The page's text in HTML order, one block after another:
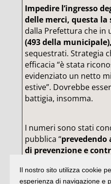
Impedire l’ingresso
delle merci, questa la
dalla Prefettura che in
(493 della
sequestrati. Strategia
efficacia “è stata
evidenziato un netto
estive”. Dovrebbe
battigia, insomma.
I numeri sono stati
pubblica “prevedendo
di prevenzione e
le diverse forze di
quello verificatosi lo
Il nostro sito utilizza cookie
esperienza di navigazione e